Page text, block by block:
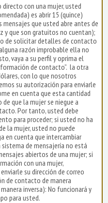
con una mujer, usted
es abrir 15 (quince)
que usted abre antes de
y que son gratuitos no cuentan);
de solicitar detalles de contacto
razón improbable ella no
vaya a su perfil y oprima el
de contacto”. la otra
con lo que nosotros
su autorización para enviarle
en cuenta que esta cantidad
que la mujer se niegue a
Por tanto, usted debe
para proceder; si usted no ha
la mujer, usted no puede
en cuenta que intercambiar
de mensajería no está
abiertos de una mujer; si
con una mujer,
su dirección de correo
de contacto de manera
inversa): No funcionará y
para usted.